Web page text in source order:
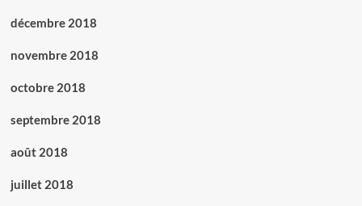
décembre 2018
novembre 2018
octobre 2018
septembre 2018
août 2018
juillet 2018